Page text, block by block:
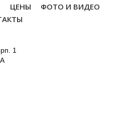
ЦЕНЫ
ФОТО И ВИДЕО
1